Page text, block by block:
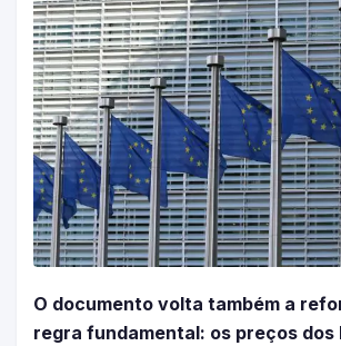
O documento volta também a
regra fundamental: os preços dos